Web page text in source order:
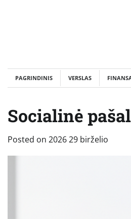
PAGRINDINIS VERSLAS
Socialinė
Posted on 2026 29 birželio